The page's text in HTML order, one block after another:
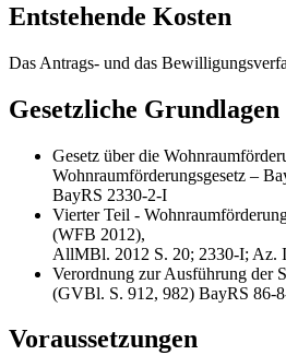
Entstehende Kosten
Das Antrags- und das
Gesetzliche Grundlagen
Gesetz über die
Wohnraumförderungsgesetz –
BayRS 2330-2-I
Vierter Teil -
(WFB 2012),
AllMBl. 2012 S. 20; 2330-I; Az.
Verordnung zur Ausführung der
(GVBl. S. 912, 982) BayRS 86-
Voraussetzungen